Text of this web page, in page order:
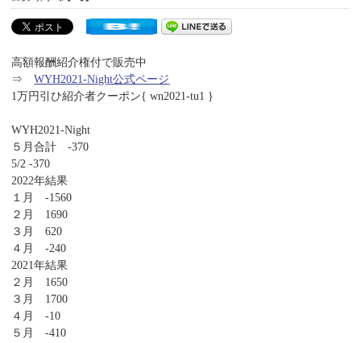
高額報酬紹介権付で販売中
⇒WYH2021-Night公式ページ
1万円引ひ紹介者クーポン{ wn2021-tu1 }
WYH2021-Night
５月合計 -370
5/2 -370
2022年結果
１月 -1560
２月 1690
３月 620
４月 -240
2021年結果
２月 1650
３月 1700
４月 -10
５月 -410